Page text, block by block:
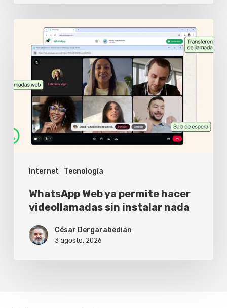
Internet Tecnología
WhatsApp
hacer
videollamadas
instalar
WhatsApp Web ya permite hacer
videollamadas sin instalar nada
César Dergarabedian
3 agosto, 2026